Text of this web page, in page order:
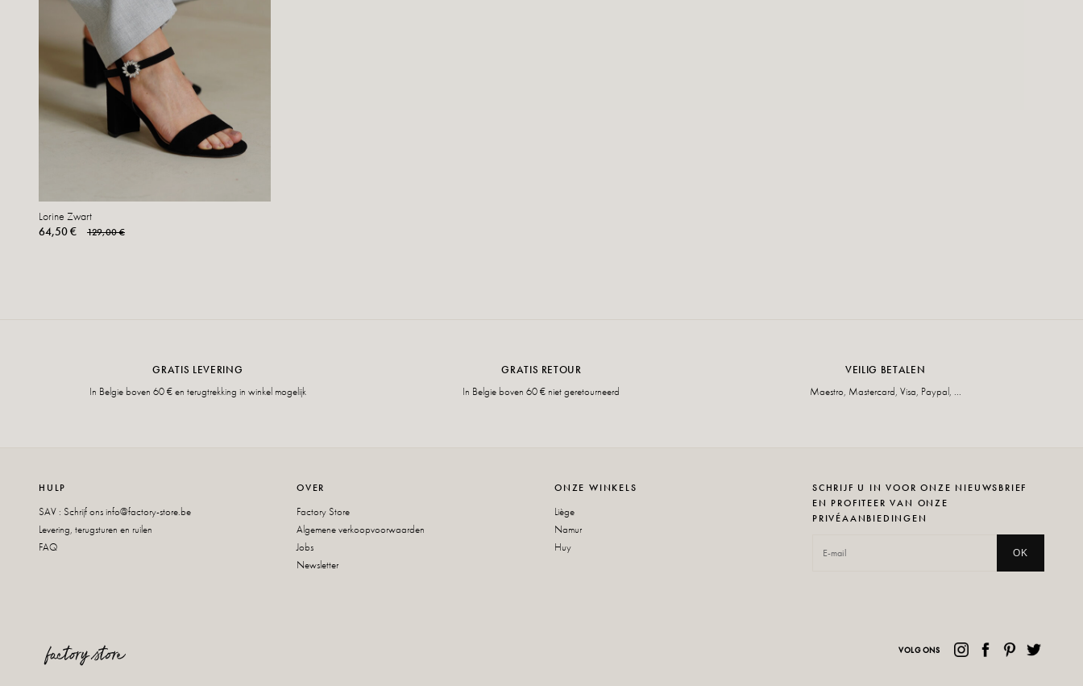
Lorine Zwart
64,50 €
129,00 €
GRATIS LEVERING
In Belgie boven 60 € en terugtrekking in winkel mogelijk
GRATIS RETOUR
In Belgie boven 60 € niet geretourneerd
VEILIG BETALEN
Maestro, Mastercard, Visa, Paypal, ...
HULP
SAV : Schrijf onsinfo@factory-store.be
Levering, terugsturen en ruilen
FAQ
OVER
Factory Store
Algemene verkoopvoorwaarden
Jobs
Newsletter
ONZE WINKELS
Liège
Namur
Huy
SCHRIJF U IN VOOR ONZE NIEUWSBRIEF
EN PROFITEER VAN ONZE
PRIVÉAANBIEDINGEN
OK
VOLG ONS